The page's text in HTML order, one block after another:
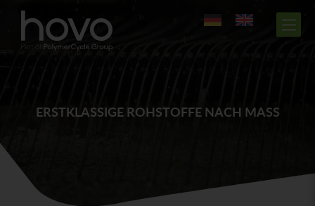
ERSTKLASSIGE ROHSTOFFE NACH MASS